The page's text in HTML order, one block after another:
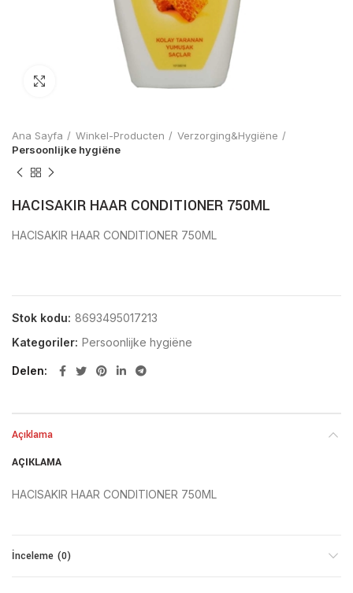
Click to enlarge
Ana Sayfa Winkel-Producten
Verzorging&Hygiëne
Persoonlijke hygiëne
HACISAKIR HAAR CONDITIONER 750ML
HACISAKIR HAAR CONDITIONER 750ML
Stok kodu: 8693495017213
Kategoriler: Persoonlijke hygiëne
Delen
Açıklama
AÇIKLAMA
HACISAKIR HAAR CONDITIONER 750ML
İnceleme (0)